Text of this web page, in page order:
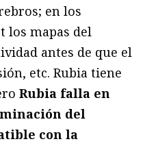
en los
los mapas del
antes de que el
etc. Rubia tiene
Rubia falla en
del
con la